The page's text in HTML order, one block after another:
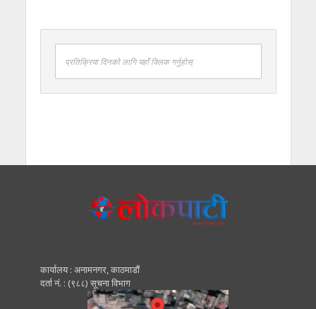
प्रतिक्रिया दिनको लागि यहाँ क्लिक गर्नुहोस्
कार्यालय : अनामनगर, काठमाडाैं
दर्ता नं. : (९८८) सूचना विभाग